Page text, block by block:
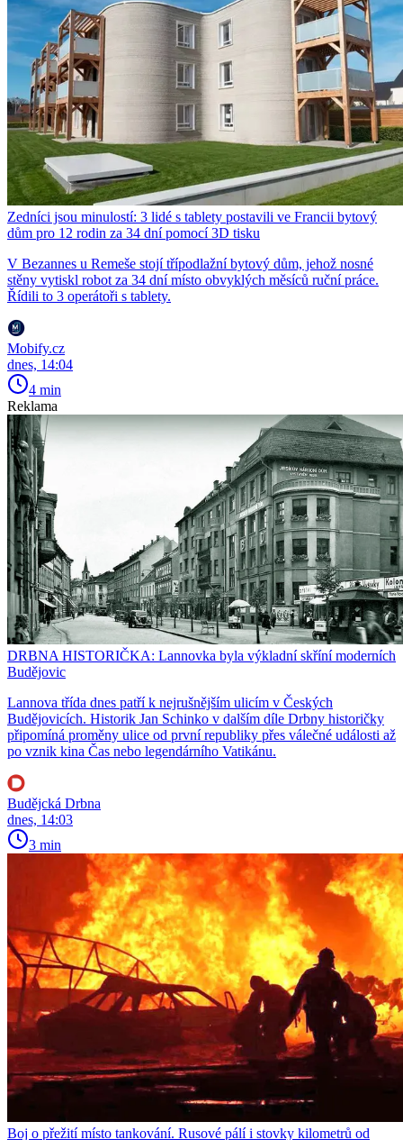
Zedníci jsou minulostí: 3 lidé s tablety postavili ve Francii bytový
dům pro 12 rodin za 34 dní pomocí 3D tisku
V Bezannes u Remeše stojí třípodlažní bytový dům, jehož nosné
stěny vytiskl robot za 34 dní místo obvyklých měsíců ruční práce.
Řídili to 3 operátoři s tablety.
Mobify.cz
dnes, 14:04
4 min
Reklama
DRBNA HISTORIČKA: Lannovka byla výkladní skříní moderních
Budějovic
Lannova třída dnes patří k nejrušnějším ulicím v Českých
Budějovicích. Historik Jan Schinko v dalším díle Drbny historičky
připomíná proměny ulice od první republiky přes válečné události až
po vznik kina Čas nebo legendárního Vatikánu.
Budějcká Drbna
dnes, 14:03
3 min
Boj o přežití místo tankování. Rusové pálí i stovky kilometrů od